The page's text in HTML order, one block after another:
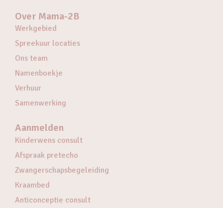
Over Mama-2B
Werkgebied
Spreekuur locaties
Ons team
Namenboekje
Verhuur
Samenwerking
Aanmelden
Kinderwens consult
Afspraak pretecho
Zwangerschapsbegeleiding
Kraambed
Anticonceptie consult